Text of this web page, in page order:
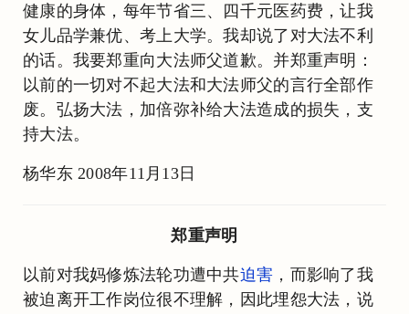
健康的身体，每年节省三、四千元医药费，让我
女儿品学兼优、考上大学。我却说了对大法不利
的话。我要郑重向大法师父道歉。并郑重声明：
以前的一切对不起大法和大法师父的言行全部作
废。弘扬大法，加倍弥补给大法造成的损失，支
持大法。
杨华东 2008年11月13日
郑重声明
以前对我妈修炼法轮功遭中共迫害 ，而影响了我
被迫离开工作岗位很不理解，因此埋怨大法，说